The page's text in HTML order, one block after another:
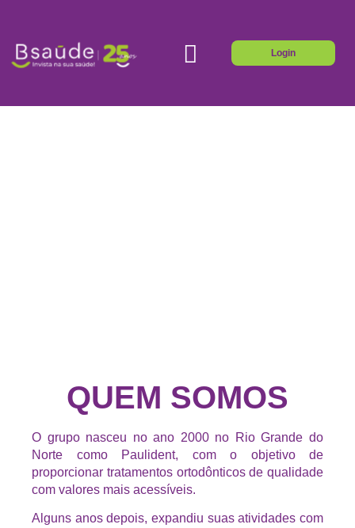
Login
QUEM SOMOS
O grupo nasceu no ano 2000 no Rio Grande do
Norte como Paulident, com o objetivo de
proporcionar tratamentos ortodônticos de qualidade
com valores mais acessíveis.
Alguns anos depois, expandiu suas atividades com